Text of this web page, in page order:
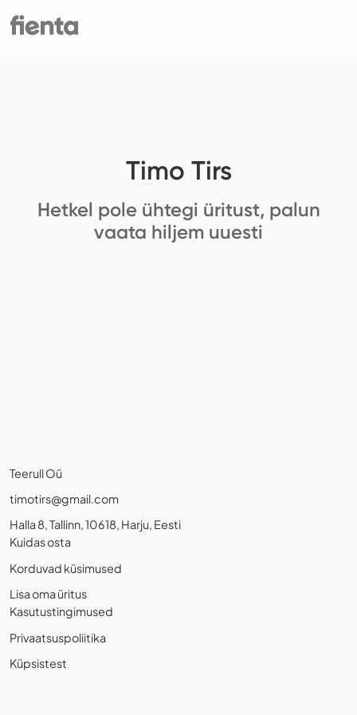
Timo Tirs
Hetkel pole ühtegi üritust, palun
vaata hiljem uuesti
Teerull Oü
timotirs@gmail.com
Halla 8, Tallinn, 10618, Harju, Eesti
Kuidas osta
Korduvad küsimused
Lisa oma üritus
Kasutustingimused
Privaatsuspoliitika
Küpsistest